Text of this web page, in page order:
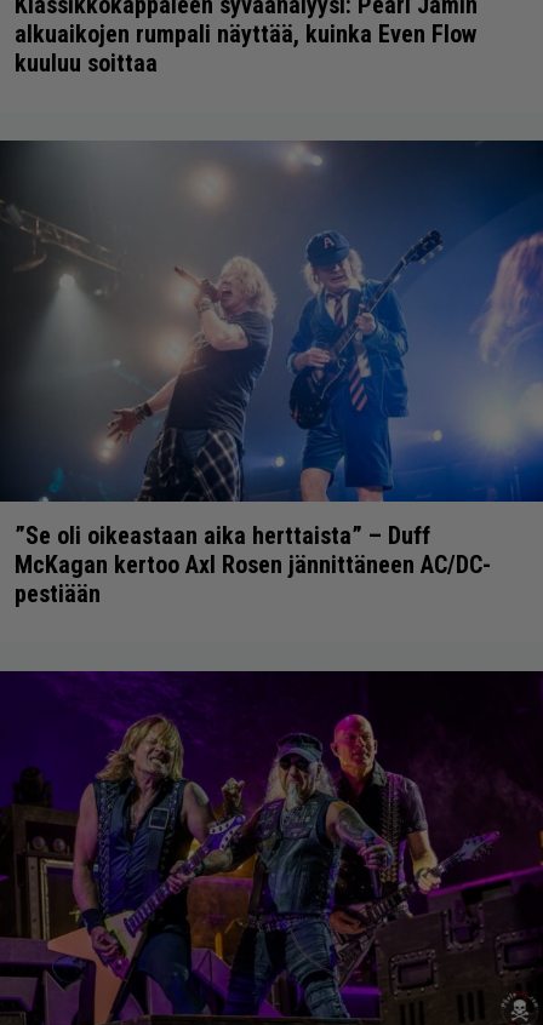
alkuaikojen rumpali näyttää, kuinka Even Flow
kuuluu soittaa
”Se oli oikeastaan aika herttaista” – Duff
McKagan kertoo Axl Rosen jännittäneen AC/DC-
pestiään